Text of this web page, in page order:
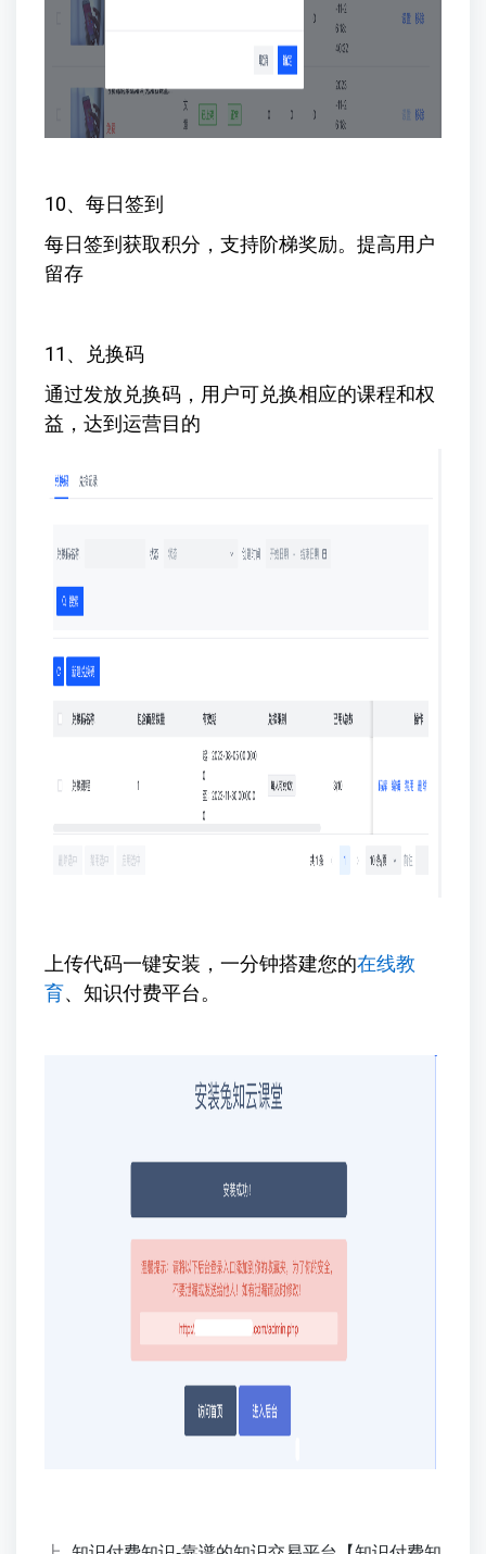
10、每日签到
每日签到获取积分，支持阶梯奖励。提高用户
留存
11、兑换码
通过发放兑换码，用户可兑换相应的课程和权
益，达到运营目的
上传代码一键安装，一分钟搭建您的在线教
育、知识付费平台。